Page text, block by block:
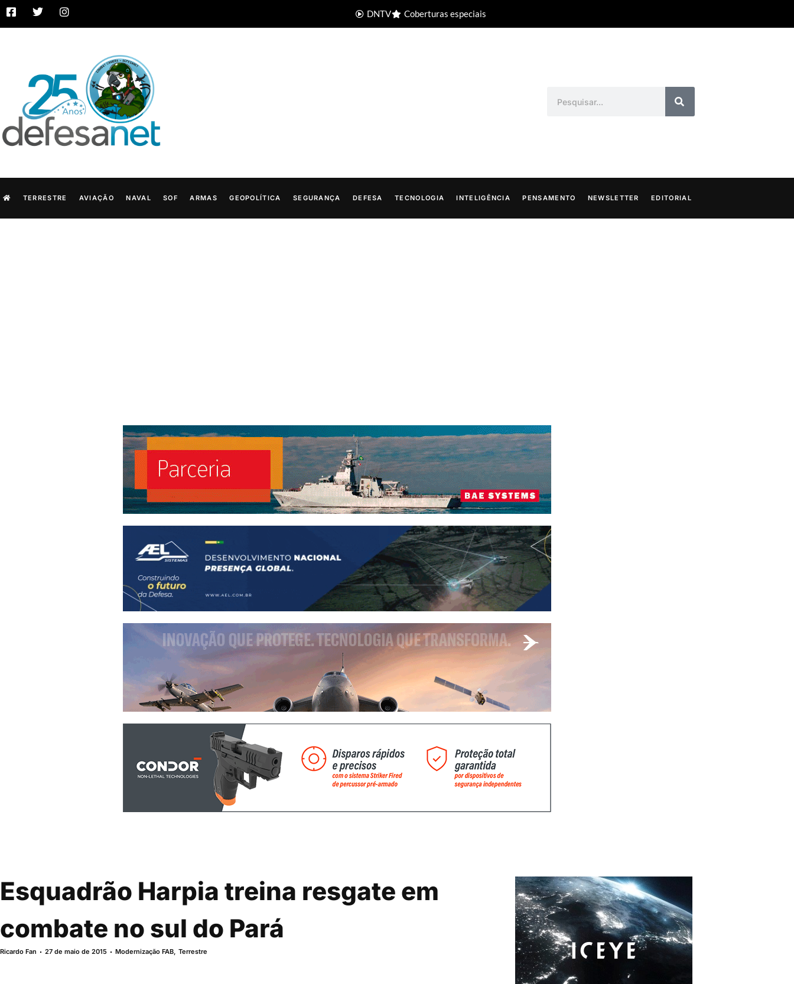
DNTV Coberturas especiais
TERRESTRE AVIAÇÃO NAVAL SOF ARMAS GEOPOLÍTICA SEGURANÇA DEFESA TECNOLOGIA INTELIGÊNCIA PENSAMENTO NEWSLETTER EDITORIAL
Esquadrão Harpia treina resgate em
combate no sul do Pará
Ricardo Fan 27 de maio de 2015 Modernização FAB,Terrestre